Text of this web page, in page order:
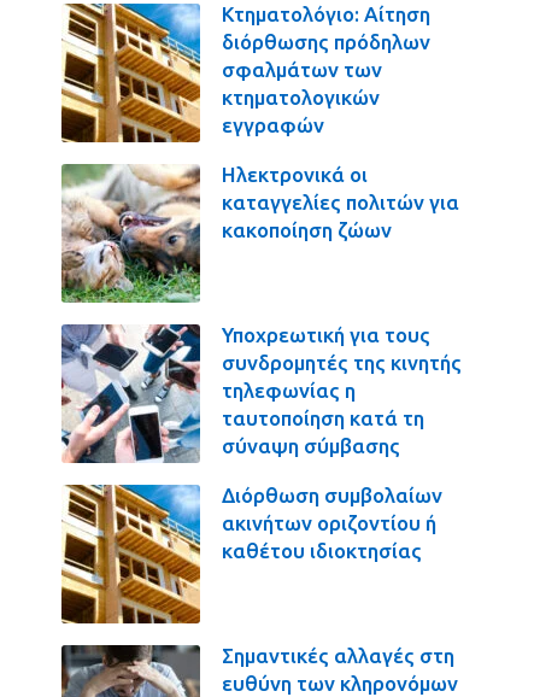
Κτηματολόγιο: Αίτηση
διόρθωσης πρόδηλων
σφαλμάτων των
κτηματολογικών
εγγραφών
Ηλεκτρονικά οι
καταγγελίες πολιτών για
κακοποίηση ζώων
Υποχρεωτική για τους
συνδρομητές της κινητής
τηλεφωνίας η
ταυτοποίηση κατά τη
σύναψη σύμβασης
Διόρθωση συμβολαίων
ακινήτων οριζοντίου ή
καθέτου ιδιοκτησίας
Σημαντικές αλλαγές στη
ευθύνη των κληρονόμων